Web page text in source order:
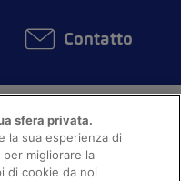
Contatto
sfera privata.
la sua esperienza di
migliorare la
di cookie da noi